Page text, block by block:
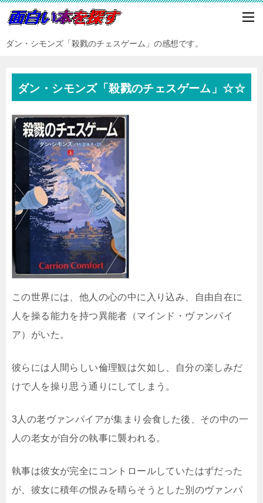
ダン・シモンズ「殺戮のチェスゲーム」の感想です。
ダン・シモンズ「殺戮のチェスゲーム」☆☆
この世界には、他人の心の中に入り込み、自由自在に
人を操る能力を持つ異能者（マインド・ヴァンパイ
ア）がいた。
彼らには人間らしい倫理観は欠如し、自分の楽しみだ
けで人を操り思う通りにしてしまう。
3人の老ヴァンパイアが集まり会食した後、その中の一
人の老女が自分の執事に襲われる。
執事は彼女が完全にコントロールしていたはずだった
が、彼女に積年の恨みを晴らそうとした別のヴァンパ